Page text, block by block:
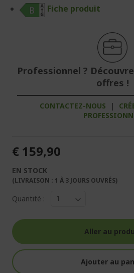
Fiche produit
Professionnel ?
offres !
CONTACTEZ-NOUS |
€ 159,90
EN STOCK
(LIVRAISON : 1 À 3 JOURS OUVRÉS)
Quantité :
Aller au
Ajouter au